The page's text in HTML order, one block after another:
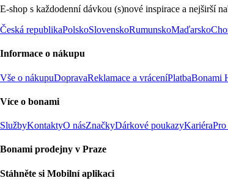
E-shop s každodenní dávkou (s)nové inspirace a nejširší
Česká republikaPolskoSlovenskoRumunskoMaďarsko
Informace o nákupu
Vše o nákupuDopravaReklamace a vráceníPlatbaBonami
Více o bonami
SlužbyKontaktyO násZnačkyDárkové poukazyKariéra
Bonami prodejny v Praze
Stáhněte si Mobilní aplikaci